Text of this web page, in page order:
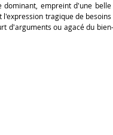
empreint d'une
tragique de
d'arguments ou agacé du